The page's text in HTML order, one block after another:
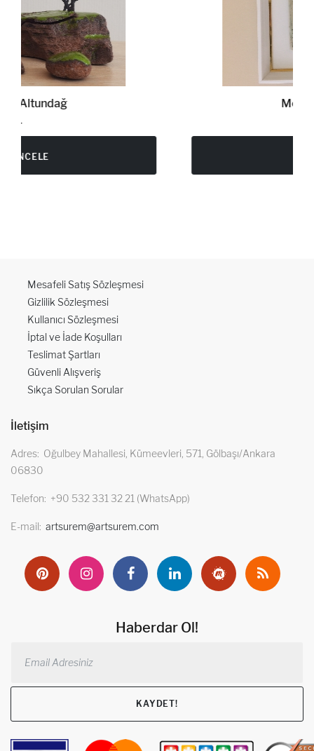
Mesafeli Satış Sözleşmesi
Gizlilik Sözleşmesi
Kullanıcı Sözleşmesi
İptal ve İade Koşulları
Teslimat Şartları
Güvenli Alışveriş
Sıkça Sorulan Sorular
İletişim
Adres Oğulbey Mahallesi, Kümeevleri, 571, Gölbaşı/Ankara
06830
Telefon +90 532 331 32 21 (WhatsApp)
E-mail artsurem@artsurem.com
Haberdar Ol!
KAYDET!